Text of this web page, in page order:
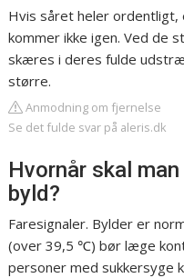
Hvis såret heler
kommer ikke igen. Ved de
skæres i deres fulde
større.
Anmodning om fjernelse
Se det fulde svar på aleris.dk
Hvornår skal
byld?
Faresignaler. Bylder er
(over 39,5 ℃) bør læge
personer med